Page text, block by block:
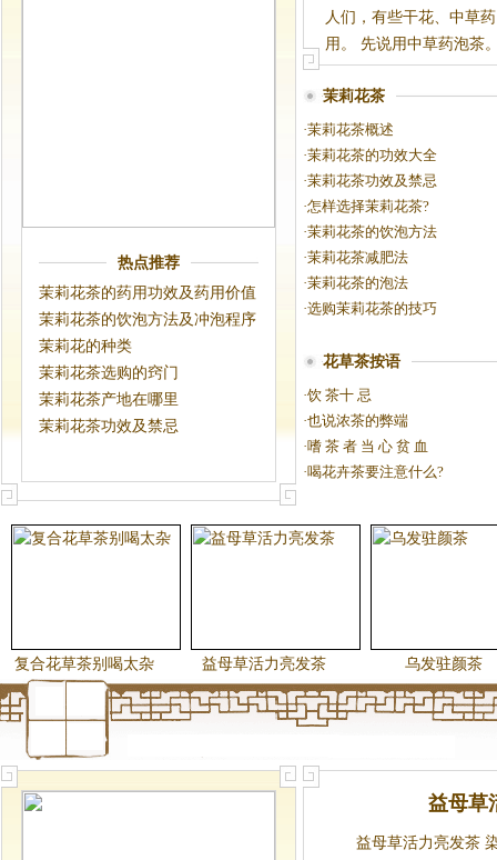
热点推荐
茉莉花茶的药用功效及药用价值
茉莉花茶的饮泡方法及冲泡程序
茉莉花的种类
茉莉花茶选购的窍门
茉莉花茶产地在哪里
茉莉花茶功效及禁忌
人们，有些干花、中草
用。 先说用中草药泡茶
茉莉花茶
·茉莉花茶概述
·茉莉花茶的功效大全
·茉莉花茶功效及禁忌
·怎样选择茉莉花茶?
·茉莉花茶的饮泡方法
·茉莉花茶减肥法
·茉莉花茶的泡法
·选购茉莉花茶的技巧
花草茶按语
·饮 茶十 忌
·也说浓茶的弊端
·嗜 茶 者 当 心 贫 血
·喝花卉茶要注意什么?
复合花草茶别喝太杂 益母草活力亮发茶 乌发驻颜茶
益母草
益母草活力亮发茶